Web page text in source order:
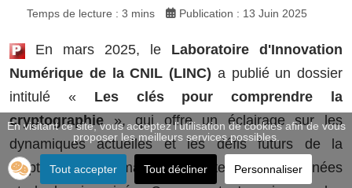
Temps de lecture : 3 mins Publication : 13 Juin 2025
En mars 2025, le Laboratoire d'Innovation
Numérique de la CNIL (LINC) a publié un dossier
intitulé « Les clés pour comprendre la
cryptographie», qui offre un éclairage sur les
dynamiques actuelles et les défis futurs de la
cryptographie en matière de protection des données
En visitant ce site, vous acceptez l'utilisation de cookies afin de vous
proposer les meilleurs services possibles.
Tout accepter Tout décliner Personnaliser